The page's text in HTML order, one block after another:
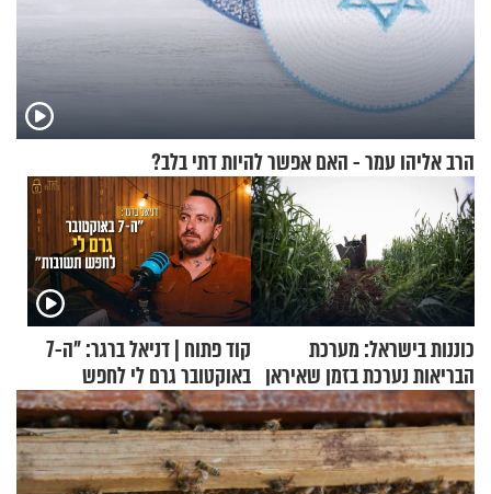
הרב אליהו עמר - האם אפשר להיות דתי בלב?
כוננות בישראל: מערכת
הבריאות נערכת בזמן שאיראן
מאיימת על הבריטים
קוד פתוח | דניאל ברגר: "ה-7
באוקטובר גרם לי לחפש
תשובות"